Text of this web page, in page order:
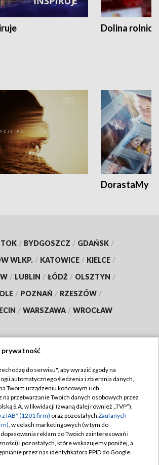
Dolina
DorastaMy
/ BYDGOSZCZ / GDAŃSK /
WLKP. / KATOWICE / KIELCE /
/ LUBLIN / ŁÓDŹ / OLSZTYN /
/ POZNAŃ / RZESZÓW /
/ WARSZAWA / WROCŁAW
TVP
TVP
Cyfrowa
Regulamin TVP
Polityka prywatności
Moje zgody
Pomoc
prywatność
do serwisu", aby wyrazić zgody na
automatycznego śledzenia i zbierania danych,
Twoim urządzeniu końcowym i ich
przetwarzanie Twoich danych osobowych przez
S.A. w likwidacji (zwaną dalej również „TVP”),
IAB* (1201 firm) oraz pozostałych Zaufanych
, w celach marketingowych (w tym do
reklam do Twoich zainteresowań i
i pozostałych, które wskazujemy poniżej, a
przez nas identyfikatora PPID do Google.